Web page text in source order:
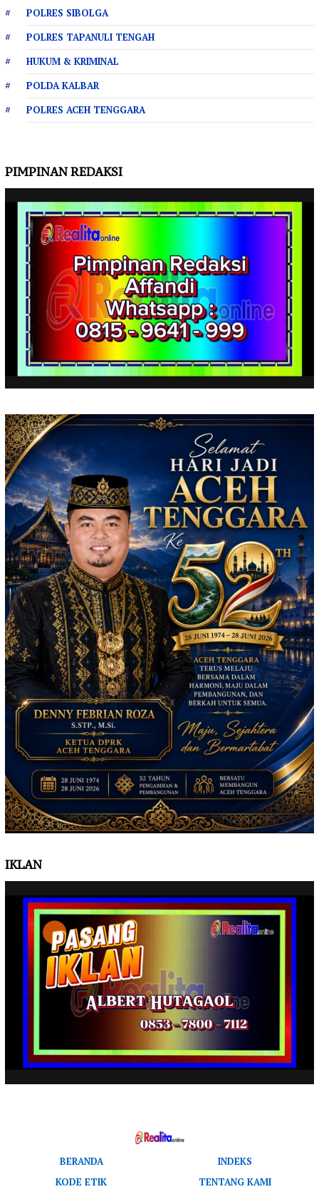
POLRES SIBOLGA
POLRES TAPANULI TENGAH
HUKUM & KRIMINAL
POLDA KALBAR
POLRES ACEH TENGGARA
PIMPINAN REDAKSI
IKLAN
BERANDA
INDEKS
KODE ETIK
TENTANG KAMI